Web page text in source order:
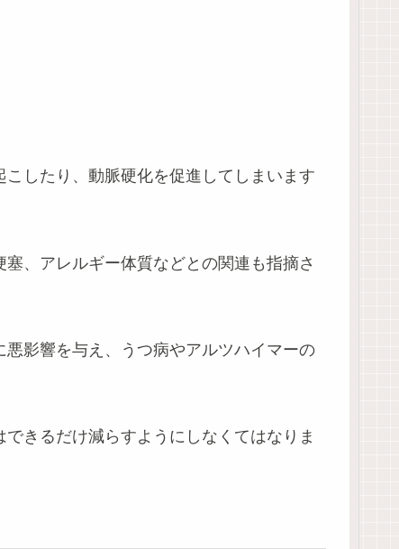
したり、動脈硬化を促進してしまいます
、アレルギー体質などとの関連も指摘さ
影響を与え、うつ病やアルツハイマーの
きるだけ減らすようにしなくてはなりま